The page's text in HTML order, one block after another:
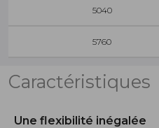
5040
5760
Caractéristiques
Une flexibilité inégalée